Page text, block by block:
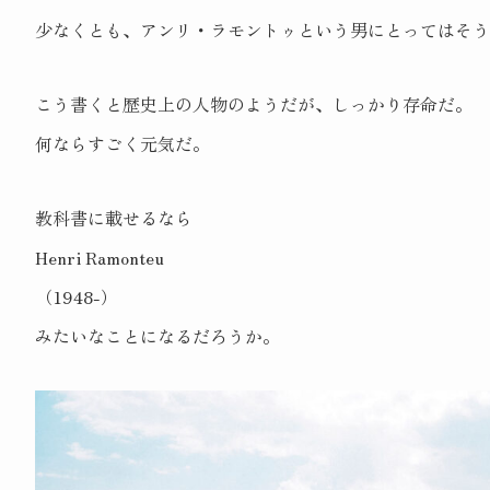
少なくとも、アンリ・ラモントゥという男にとってはそ
こう書くと歴史上の人物のようだが、しっかり存命だ。
何ならすごく元気だ。
教科書に載せるなら
Henri Ramonteu
（1948-）
みたいなことになるだろうか。